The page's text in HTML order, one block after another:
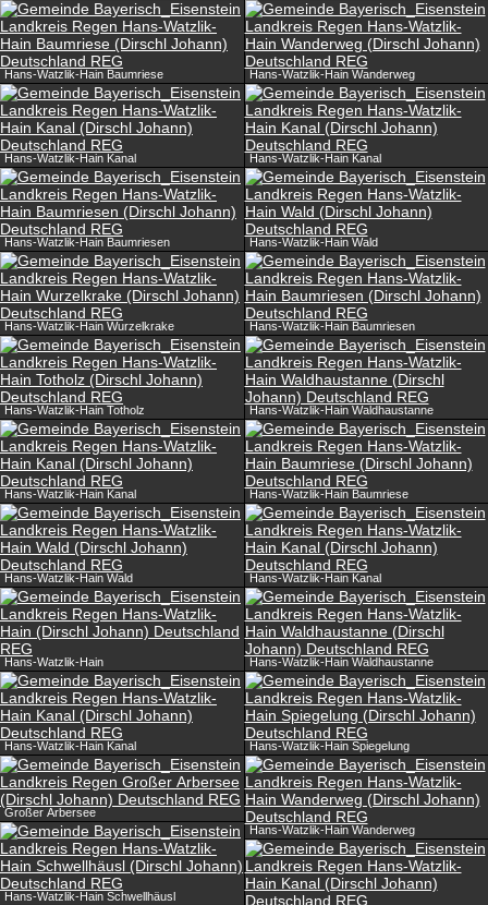
Hans-Watzlik-Hain Baumriese
Hans-Watzlik-Hain Kanal
Hans-Watzlik-Hain Baumriesen
Hans-Watzlik-Hain Wurzelkrake
Hans-Watzlik-Hain Totholz
Hans-Watzlik-Hain Kanal
Hans-Watzlik-Hain Wald
Hans-Watzlik-Hain
Hans-Watzlik-Hain Kanal
Großer Arbersee
Hans-Watzlik-Hain Schwellhäusl
Hans-Watzlik-Hain Wanderweg
Hans-Watzlik-Hain Kanal
Hans-Watzlik-Hain Wald
Hans-Watzlik-Hain Baumriesen
Hans-Watzlik-Hain Waldhaustanne
Hans-Watzlik-Hain Baumriese
Hans-Watzlik-Hain Kanal
Hans-Watzlik-Hain Waldhaustanne
Hans-Watzlik-Hain Spiegelung
Hans-Watzlik-Hain Wanderweg